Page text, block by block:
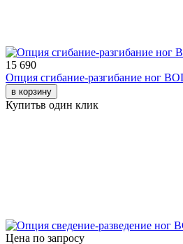
15 690
Опция сгибание-разгибание ног
в корзину
Купитьв один клик
Цена по запросу